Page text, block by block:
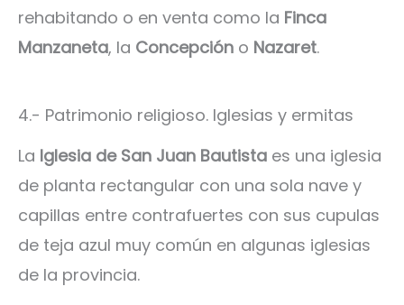
rehabitando o en venta como la Finca
Manzaneta, la Concepción o Nazaret.
4.- Patrimonio religioso. Iglesias y ermitas
La Iglesia de San Juan Bautista es una iglesia
de planta rectangular con una sola nave y
capillas entre contrafuertes con sus cupulas
de teja azul muy común en algunas iglesias
de la provincia.